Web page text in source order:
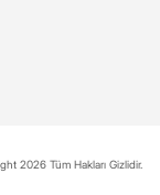
2026 Tüm Hakları Gizlidir.